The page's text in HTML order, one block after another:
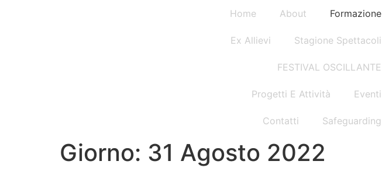
Home About Formazione
Ex Allievi Stagione Spettacoli
FESTIVAL OSCILLANTE
Progetti E Attività Eventi
Contatti Safeguarding
Giorno: 31 Agosto 2022